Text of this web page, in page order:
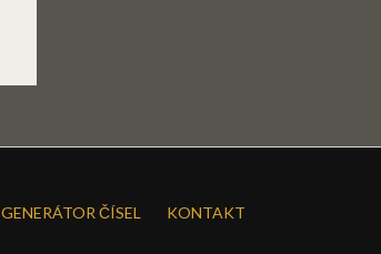
GENERÁTOR ČÍSEL
KONTAKT